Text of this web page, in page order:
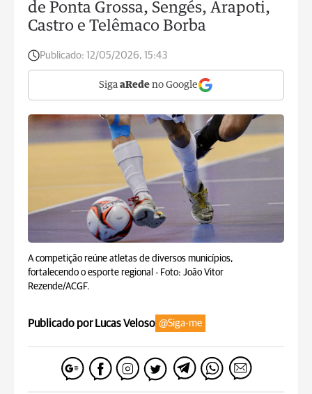
de Ponta Grossa, Sengés, Arapoti,
Castro e Telêmaco Borba
Publicado: 12/05/2026, 15:43
Siga aRede no Google
A competição reúne atletas de diversos municípios,
fortalecendo o esporte regional - Foto: João Vitor
Rezende/ACGF.
Publicado por Lucas Veloso @Siga-me